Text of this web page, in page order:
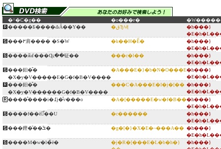
�^�C�g�� �o���ғ�
�����Ƃ����ԂȂ��Y��
�قЂ낵
�h���}
���߂肩���� �S�W
�k��H�Ӗ�
�h���}
����ӂꂽ���Ɋւ��钲��
���c�l��
�h���}
���鈤�̎�
�X�y�V�����E�G�f�B�V����
�A���E�}�b�N�O���E�h���}
���鈤�̎�
�X�y�V������G�f�B�V����
���C�A���E�I�j�[�� �h���}
����̂����i�߁j�̎v���o
�A�[�����E�w�f�B���h���}
����f��ē̐��U
�c������
�h���}
���鏗�̑��ݏؖ�
�g�[�}�X�E�~���A�� �h���}
����M�w�l�̏ё�
�j�R�[���E�L�b�h�}
�h���}